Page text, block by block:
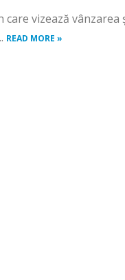
vizează vânzarea
READ MORE »